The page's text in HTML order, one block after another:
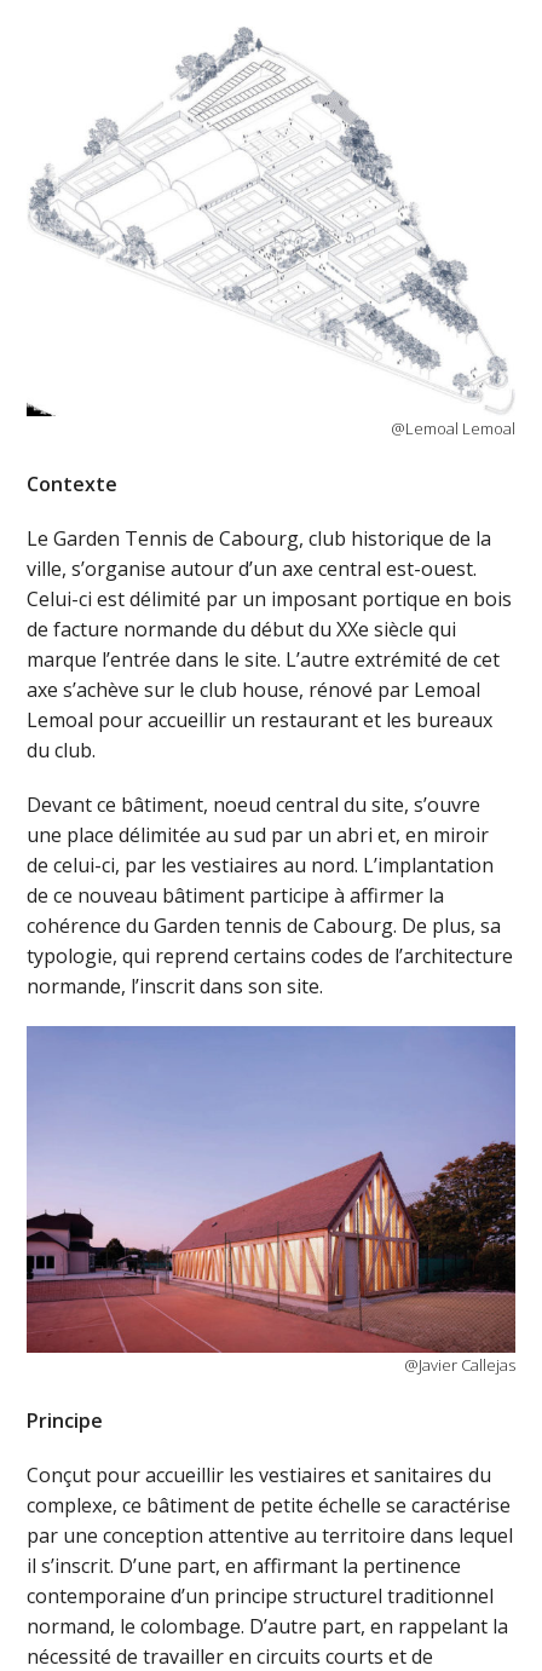
@Lemoal Lemoal
Contexte
Le Garden Tennis de Cabourg, club historique de la
ville, s’organise autour d’un axe central est-ouest.
Celui-ci est délimité par un imposant portique en bois
de facture normande du début du XXe siècle qui
marque l’entrée dans le site. L’autre extrémité de cet
axe s’achève sur le club house, rénové par Lemoal
Lemoal pour accueillir un restaurant et les bureaux
du club.
Devant ce bâtiment, noeud central du site, s’ouvre
une place délimitée au sud par un abri et, en miroir
de celui-ci, par les vestiaires au nord. L’implantation
de ce nouveau bâtiment participe à affirmer la
cohérence du Garden tennis de Cabourg. De plus, sa
typologie, qui reprend certains codes de l’architecture
normande, l’inscrit dans son site.
@Javier Callejas
Principe
Conçut pour accueillir les vestiaires et sanitaires du
complexe, ce bâtiment de petite échelle se caractérise
par une conception attentive au territoire dans lequel
il s’inscrit. D’une part, en affirmant la pertinence
contemporaine d’un principe structurel traditionnel
normand, le colombage. D’autre part, en rappelant la
nécessité de travailler en circuits courts et de